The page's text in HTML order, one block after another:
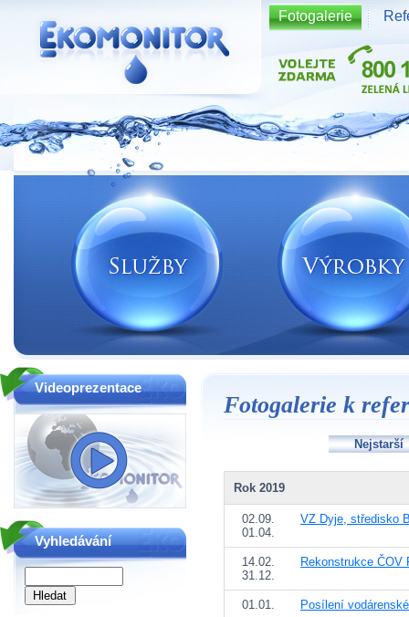
Fotogalerie k
Nejstarší
Rok 2019
02.09.
01.04.
VZ Dyje, středisko
14.02.
31.12.
Rekonstrukce
01.01. Posílení
Videoprezentace
Vyhledávání
Vodní zdroje Ekomonitor spol. s r.o.
Fotogalerie